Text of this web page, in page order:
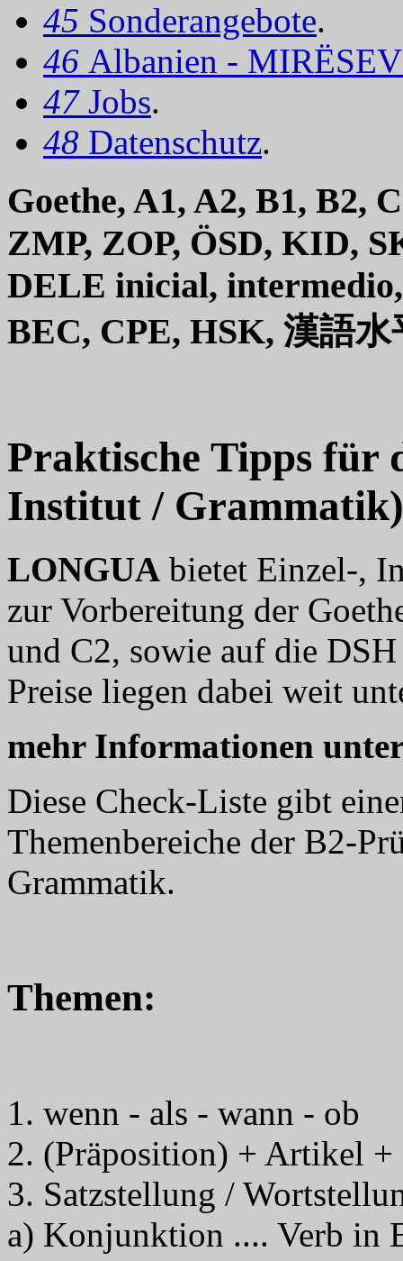
45 Sonderangebote.
46 Albanien -
47 Jobs.
48 Datenschutz.
Goethe, A1, A2, B1, B2,
ZMP, ZOP, ÖSD, KID,
DELE inicial,
BEC, CPE, HSK, 漢語
Praktische Tipps für
Institut / Grammatik)
LONGUA bietet Einzel-,
zur Vorbereitung der
und C2, sowie auf die
Preise liegen dabei weit
mehr Informationen
Diese Check-Liste gibt
Themenbereiche der B2-
Grammatik.
Themen:
1. wenn - als - wann - ob
2. (Präposition) + Artikel
3. Satzstellung /
a) Konjunktion .... Verb in